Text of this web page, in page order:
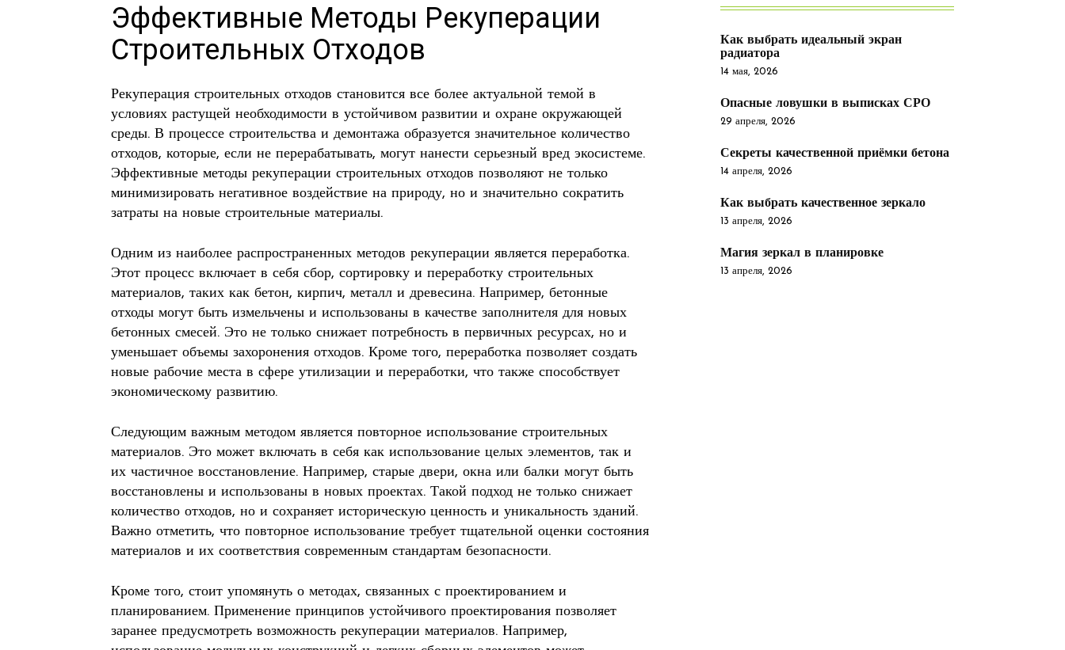
Эффективные Методы Рекуперации
Строительных Отходов
Рекуперация строительных отходов становится все более актуальной темой в
условиях растущей необходимости в устойчивом развитии и охране окружающей
среды. В процессе строительства и демонтажа образуется значительное количество
отходов, которые, если не перерабатывать, могут нанести серьезный вред экосистеме.
Эффективные методы рекуперации строительных отходов позволяют не только
минимизировать негативное воздействие на природу, но и значительно сократить
затраты на новые строительные материалы.
Одним из наиболее распространенных методов рекуперации является переработка.
Этот процесс включает в себя сбор, сортировку и переработку строительных
материалов, таких как бетон, кирпич, металл и древесина. Например, бетонные
отходы могут быть измельчены и использованы в качестве заполнителя для новых
бетонных смесей. Это не только снижает потребность в первичных ресурсах, но и
уменьшает объемы захоронения отходов. Кроме того, переработка позволяет создать
новые рабочие места в сфере утилизации и переработки, что также способствует
экономическому развитию.
Следующим важным методом является повторное использование строительных
материалов. Это может включать в себя как использование целых элементов, так и
их частичное восстановление. Например, старые двери, окна или балки могут быть
восстановлены и использованы в новых проектах. Такой подход не только снижает
количество отходов, но и сохраняет историческую ценность и уникальность зданий.
Важно отметить, что повторное использование требует тщательной оценки состояния
материалов и их соответствия современным стандартам безопасности.
Кроме того, стоит упомянуть о методах, связанных с проектированием и
планированием. Применение принципов устойчивого проектирования позволяет
заранее предусмотреть возможность рекуперации материалов. Например,
Как выбрать идеальный экран
радиатора
14 мая, 2026
Опасные ловушки в выписках СРО
29 апреля, 2026
Секреты качественной приёмки бетона
14 апреля, 2026
Как выбрать качественное зеркало
13 апреля, 2026
Магия зеркал в планировке
13 апреля, 2026